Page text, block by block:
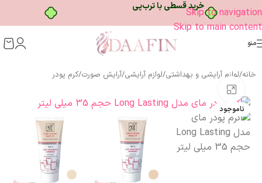
خرید قسطی با ترب‌پیSkip to navigation
Skip to main content
منو
خانه/لوازم آرایشی و بهداشتی/لوازم آرایشی/آرایش صورت/کرم پودر
ناموجود